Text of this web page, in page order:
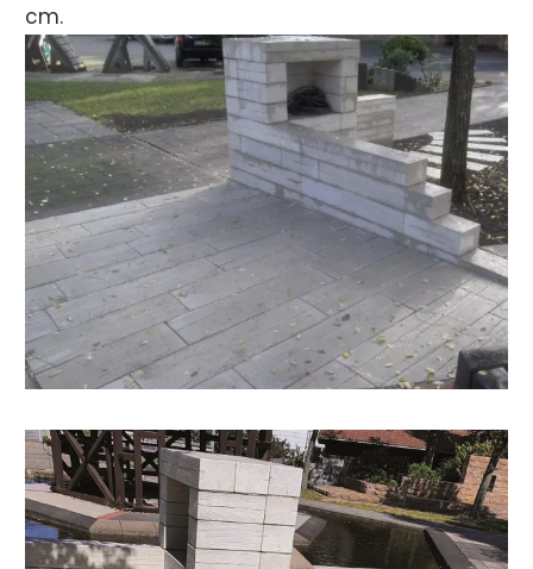
cm.